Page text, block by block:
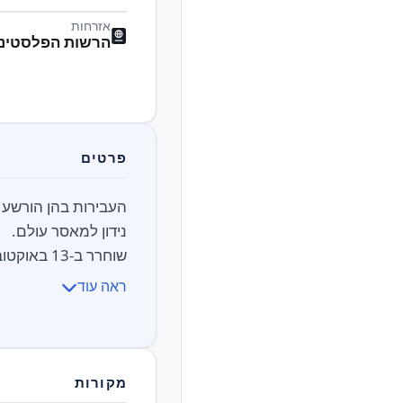
אזרחות
הרשות
פרטים
שוחרר ב-13 באוקטובר 2025, לאחר 23 שנים בכלא, במ...
ראה עוד
מקורות